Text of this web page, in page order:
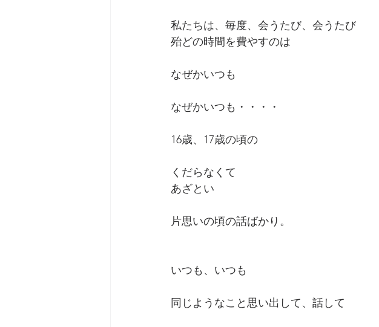
私たちは、毎度、会うたび、会うたび
殆どの時間を費やすのは
なぜかいつも
なぜかいつも・・・・
16歳、17歳の頃の
くだらなくて
あざとい
片思いの頃の話ばかり。
いつも、いつも
同じようなこと思い出して、話して